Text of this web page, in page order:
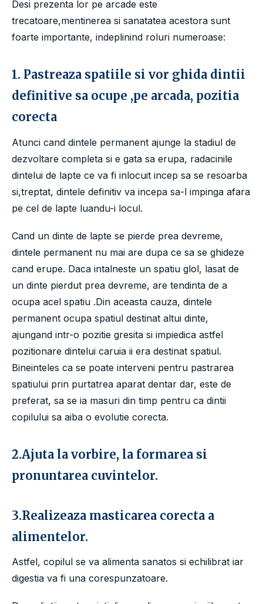
Desi prezenta lor pe arcade este
trecatoare,mentinerea si sanatatea acestora sunt
foarte importante, indeplinind roluri numeroase:
1. Pastreaza spatiile si vor ghida dintii
definitive sa ocupe ,pe arcada, pozitia
corecta
Atunci cand dintele permanent ajunge la stadiul de
dezvoltare completa si e gata sa erupa, radacinile
dintelui de lapte ce va fi inlocuit incep sa se resoarba
si,treptat, dintele definitiv va incepa sa-l impinga afara
pe cel de lapte luandu-i locul.
Cand un dinte de lapte se pierde prea devreme,
dintele permanent nu mai are dupa ce sa se ghideze
cand erupe. Daca intalneste un spatiu glol, lasat de
un dinte pierdut prea devreme, are tendinta de a
ocupa acel spatiu .Din aceasta cauza, dintele
permanent ocupa spatiul destinat altui dinte,
ajungand intr-o pozitie gresita si impiedica astfel
pozitionare dintelui caruia ii era destinat spatiul.
Bineinteles ca se poate interveni pentru pastrarea
spatiului prin purtatrea aparat dentar dar, este de
preferat, sa se ia masuri din timp pentru ca dintii
copilului sa aiba o evolutie corecta.
2.Ajuta la vorbire, la formarea si
pronuntarea cuvintelor.
3.Realizeaza masticarea corecta a
alimentelor.
Astfel, copilul se va alimenta sanatos si echilibrat iar
digestia va fi una corespunzatoare.